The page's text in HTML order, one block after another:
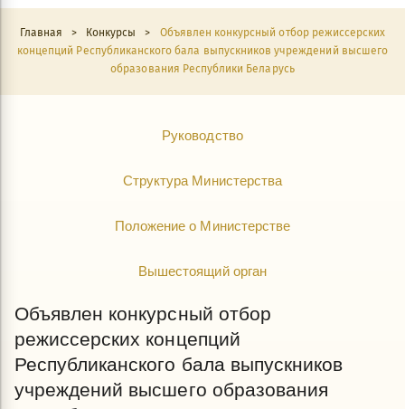
Главная > Конкурсы >
Объявлен конкурсный отбор режиссерских
концепций Республиканского бала выпускников учреждений высшего
образования Республики Беларусь
Руководство
Структура Министерства
Положение о Министерстве
Вышестоящий орган
Объявлен конкурсный отбор
режиссерских концепций
Республиканского бала выпускников
учреждений высшего образования